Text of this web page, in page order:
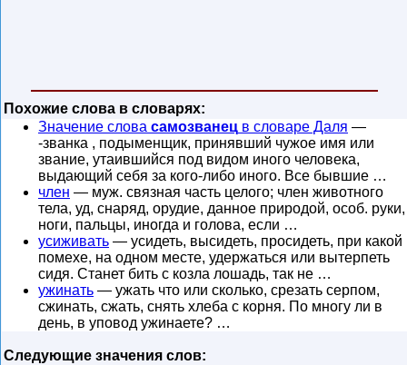
Похожие слова в словарях:
Значение слова самозванец в словаре Даля —
-званка , подыменщик, принявший чужое имя или
звание, утаившийся под видом иного человека,
выдающий себя за кого-либо иного. Все бывшие …
член — муж. связная часть целого; член животного
тела, уд, снаряд, орудие, данное природой, особ. руки,
ноги, пальцы, иногда и голова, если …
усиживать — усидеть, высидеть, просидеть, при какой
помехе, на одном месте, удержаться или вытерпеть
сидя. Станет бить с козла лошадь, так не …
ужинать — ужать что или сколько, срезать серпом,
сжинать, сжать, снять хлеба с корня. По многу ли в
день, в уповод ужинаете? …
Следующие значения слов: